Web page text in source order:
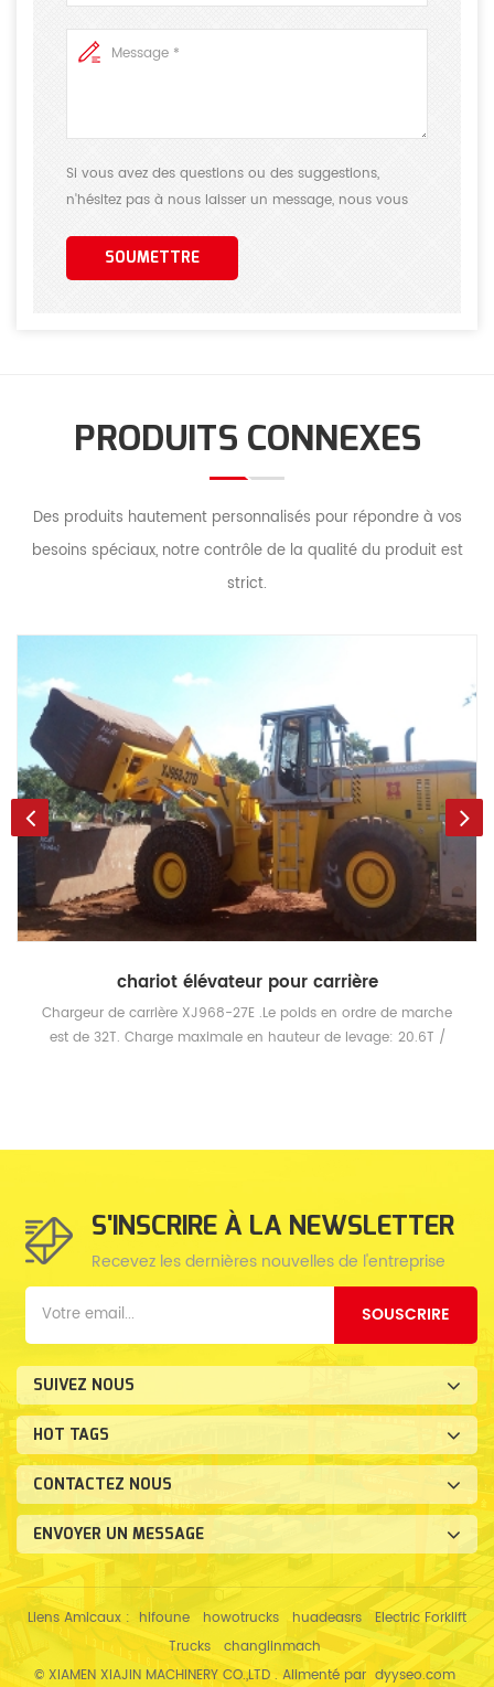
Si vous avez des questions ou des suggestions,
n'hésitez pas à nous laisser un message, nous vous
SOUMETTRE
PRODUITS CONNEXES
Des produits hautement personnalisés pour répondre à vos
besoins spéciaux, notre contrôle de la qualité du produit est
strict.
chariot élévateur pour carrière
Chargeur de carrière XJ968-27E .Le poids en ordre de marche
est de 32T. Charge maximale en hauteur de levage: 20.6T /
S'INSCRIRE À LA NEWSLETTER
Recevez les dernières nouvelles de l'entreprise
SOUSCRIRE
SUIVEZ NOUS
HOT TAGS
CONTACTEZ NOUS
ENVOYER UN MESSAGE
Liens Amicaux : hifoune howotrucks huadeasrs
Electric Forklift
Trucks
changlinmach
© XIAMEN XIAJIN MACHINERY CO.,LTD . Alimenté par dyyseo.com